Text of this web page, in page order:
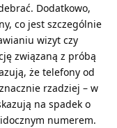
Dodatkowo,
co jest szczególnie
wizyt czy
związaną z próbą
że telefony od
rzadziej – w
na spadek o
numerem.